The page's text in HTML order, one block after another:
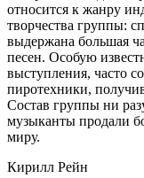
относится к жанру
творчества группы:
выдержана большая
песен. Особую
выступления, часто
пиротехники,
Состав группы ни
музыканты продали
миру.
Кирилл Рейн